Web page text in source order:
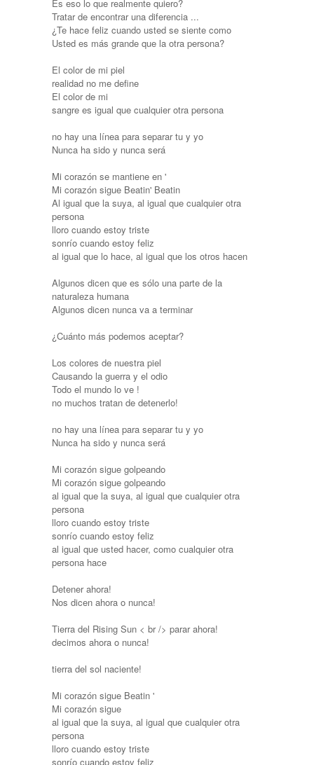
Es eso lo que realmente quiero?
Tratar de encontrar una diferencia ...
¿Te hace feliz cuando usted se siente como
Usted es más grande que la otra persona?
El color de mi piel
realidad no me define
El color de mi
sangre es igual que cualquier otra persona
no hay una línea para separar tu y yo
Nunca ha sido y nunca será
Mi corazón se mantiene en '
Mi corazón sigue Beatin' Beatin
Al igual que la suya, al igual que cualquier otra
persona
lloro cuando estoy triste
sonrío cuando estoy feliz
al igual que lo hace, al igual que los otros hacen
Algunos dicen que es sólo una parte de la
naturaleza humana
Algunos dicen nunca va a terminar
¿Cuánto más podemos aceptar?
Los colores de nuestra piel
Causando la guerra y el odio
Todo el mundo lo ve !
no muchos tratan de detenerlo!
no hay una línea para separar tu y yo
Nunca ha sido y nunca será
Mi corazón sigue golpeando
Mi corazón sigue golpeando
al igual que la suya, al igual que cualquier otra
persona
lloro cuando estoy triste
sonrío cuando estoy feliz
al igual que usted hacer, como cualquier otra
persona hace
Detener ahora!
Nos dicen ahora o nunca!
Tierra del Rising Sun < br /> parar ahora!
decimos ahora o nunca!
tierra del sol naciente!
Mi corazón sigue Beatin '
Mi corazón sigue
al igual que la suya, al igual que cualquier otra
persona
lloro cuando estoy triste
sonrío cuando estoy feliz